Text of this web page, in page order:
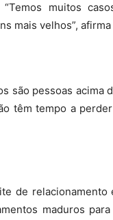
muitos
mais velhos”,
são pessoas acima
têm tempo a
de relacionamento
maduros